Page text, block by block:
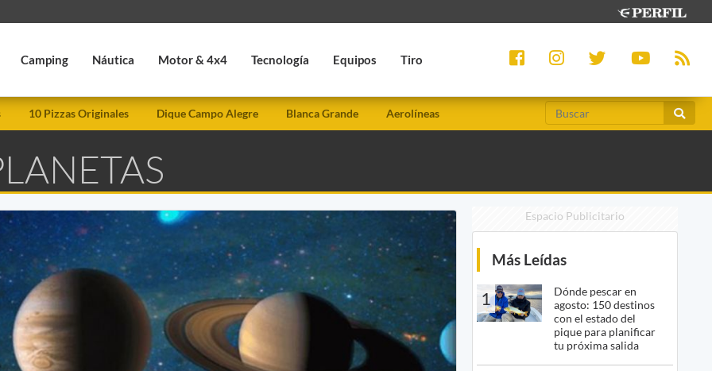
Camping Náutica Motor & 4x4 Tecnología Equipos Tiro
10 Pizzas Originales Dique Campo Alegre Blanca Grande Aerolíneas
Espacio Publicitario
Más Leídas
1
Dónde pescar en
agosto: 150 destinos
con el estado del
pique para planificar
tu próxima salida